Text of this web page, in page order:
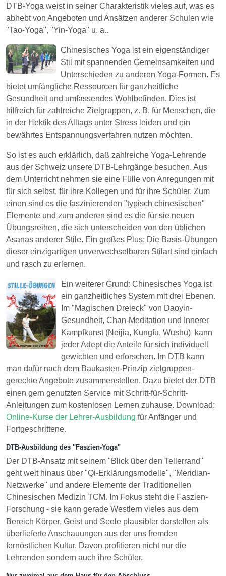
DTB-Yoga weist in seiner Charakteristik vieles auf, was es
abhebt von Angeboten und Ansätzen anderer Schulen wie
"Tao-Yoga", "Yin-Yoga" u. a..
Chinesisches Yoga ist ein eigenständiger
Stil mit spannenden Gemeinsamkeiten und
Unterschieden zu anderen Yoga-Formen. Es
bietet umfängliche Ressourcen für ganzheitliche
Gesundheit und umfassendes Wohlbefinden. Dies ist
hilfreich für zahlreiche Zielgruppen, z. B. für Menschen, die
in der Hektik des Alltags unter Stress leiden und ein
bewährtes Entspannungsverfahren nutzen möchten.
So ist es auch erklärlich, daß zahlreiche Yoga-Lehrende
aus der Schweiz unsere DTB-Lehrgänge besuchen. Aus
dem Unterricht nehmen sie eine Fülle von Anregungen mit
für sich selbst, für ihre Kollegen und für ihre Schüler. Zum
einen sind es die faszinierenden "typisch chinesischen"
Elemente und zum anderen sind es die für sie neuen
Übungsreihen, die sich unterscheiden von den üblichen
Asanas anderer Stile. Ein großes Plus: Die Basis-Übungen
dieser einzigartigen unverwechselbaren Stilart sind einfach
und rasch zu erlernen.
Ein weiterer Grund: Chinesisches Yoga ist
ein ganzheitliches System mit drei Ebenen.
Im "Magischen Dreieck" von Daoyin-
Gesundheit, Chan-Meditation und Innerer
Kampfkunst (Neijia, Kungfu, Wushu) kann
jeder Adept die Anteile für sich individuell
gewichten und erforschen. Im DTB kann
man dafür nach dem Baukasten-Prinzip zielgruppen-
gerechte Angebote zusammenstellen. Dazu bietet der DTB
einen gern genutzten Service mit Schritt-für-Schritt-
Anleitungen zum kostenlosen Lernen zuhause. Download:
Online-Kurse der Lehrer-Ausbildung für Anfänger und
Fortgeschrittene.
DTB-Ausbildung des "Faszien-Yoga"
Der DTB-Ansatz mit seinem "Blick über den Tellerrand"
geht weit hinaus über "Qi-Erklärungsmodelle", "Meridian-
Netzwerke" und andere Elemente der Traditionellen
Chinesischen Medizin TCM. Im Fokus steht die Faszien-
Forschung - sie kann gerade Westlern vieles aus dem
Bereich Körper, Geist und Seele plausibler darstellen als
überlieferte Anschauungen aus der uns fremden
fernöstlichen Kultur. Davon profitieren nicht nur die
Lehrenden sondern auch ihre Schüler.